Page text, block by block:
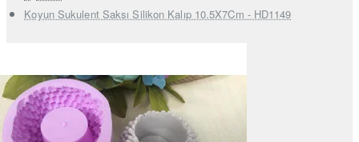
Koyun Sukulent Saksı Silikon Kalıp 10.5X7Cm - HD1149